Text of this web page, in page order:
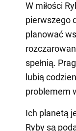
W miłości
pierwszego
planować
spełnią.
lubią
problemem
Ich planetą
Ryby są